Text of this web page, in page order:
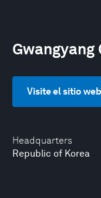
Headquarters
Republic of Korea
Gwangyang
Visite el sitio